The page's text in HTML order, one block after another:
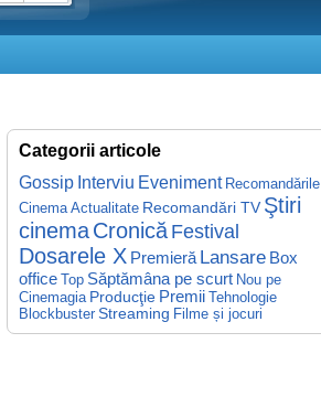
Categorii articole
Gossip Interviu Eveniment Recomandările
Cinema Actualitate Recomandări TV Ştiri
cinemaCronicăFestival
Dosarele X Premieră Lansare Box
office Top Săptămâna pe scurt Nou pe
Cinemagia Producţie Premii Tehnologie
Blockbuster Streaming Filme și jocuri